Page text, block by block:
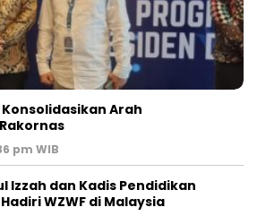
Arah
pm WIB
Izzah dan Kadis Pendidikan
WZWF di Malaysia